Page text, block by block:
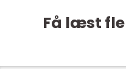
Få læst